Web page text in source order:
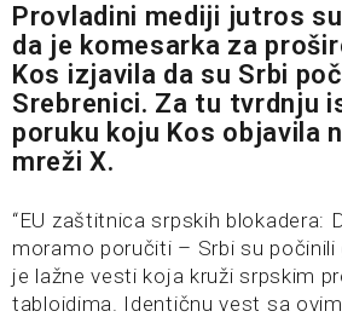
Provladini mediji jutros
da je komesarka za
Kos izjavila da su Srbi
Srebrenici. Za tu tvrdnju
poruku koju Kos objavila
mreži X.
“EU zaštitnica srpskih blokadera:
moramo poručiti – Srbi su počinili
je lažne vesti koja kruži srpskim
tabloidima. Identičnu vest sa